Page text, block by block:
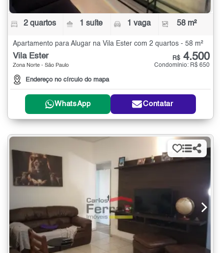
2 quartos 1 suíte 1 vaga 58 m²
Apartamento para Alugar na Vila Ester com 2 quartos - 58 m²
Vila Ester
Zona Norte - São Paulo
Endereço no círculo do mapa
R$ 4.500
Condomínio: R$ 650
WhatsApp Contatar